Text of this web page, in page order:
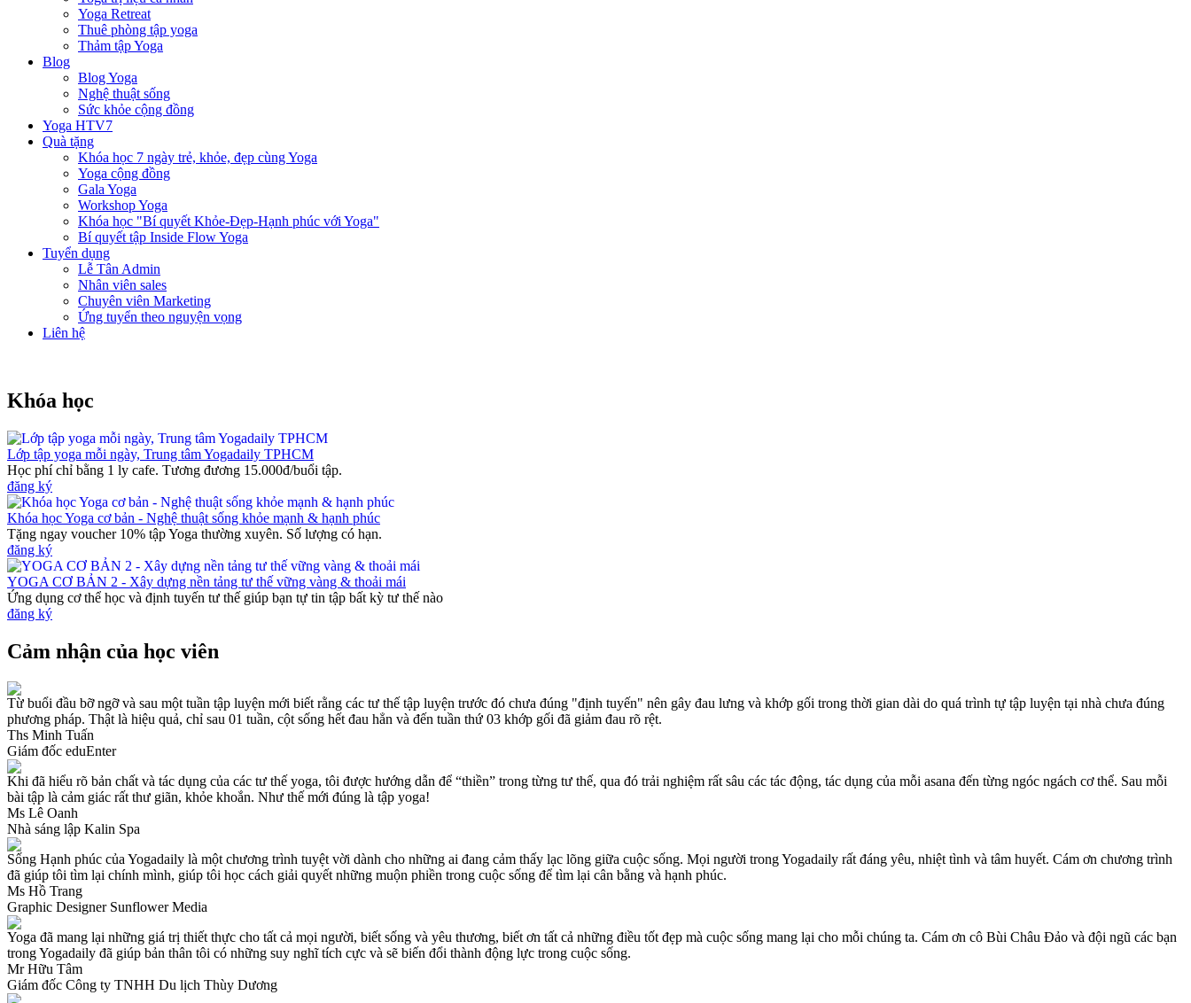
Yoga Retreat
Thuê phòng tập yoga
Thảm tập Yoga
Blog
Blog Yoga
Nghệ thuật sống
Sức khỏe cộng đồng
Yoga HTV7
Quà tặng
Khóa học 7 ngày trẻ, khỏe, đẹp cùng Yoga
Yoga cộng đồng
Gala Yoga
Workshop Yoga
Khóa học "Bí quyết Khỏe-Đẹp-Hạnh phúc với Yoga"
Bí quyết tập Inside Flow Yoga
Tuyển dụng
Lễ Tân Admin
Nhân viên sales
Chuyên viên Marketing
Ứng tuyển theo nguyện vọng
Liên hệ
Khóa học
Lớp tập yoga mỗi ngày, Trung tâm Yogadaily TPHCM
Học phí chỉ bằng 1 ly cafe. Tương đương 15.000đ/buổi tập.
đăng ký
Khóa học Yoga cơ bản - Nghệ thuật sống khỏe mạnh & hạnh phúc
Tặng ngay voucher 10% tập Yoga thường xuyên. Số lượng có hạn.
đăng ký
YOGA CƠ BẢN 2 - Xây dựng nền tảng tư thế vững vàng & thoải mái
Ứng dụng cơ thể học và định tuyến tư thế giúp bạn tự tin tập bất kỳ tư thế nào
đăng ký
Cảm nhận của học viên
Từ buổi đầu bỡ ngỡ và sau một tuần tập luyện mới biết rằng các tư thế tập luyện trước đó chưa đúng "định tuyến" nên gây đau lưng và khớp gối trong thời gian dài do quá trình tự tập luyện tại nhà chưa đúng
phương pháp. Thật là hiệu quả, chỉ sau 01 tuần, cột sống hết đau hẳn và đến tuần thứ 03 khớp gối đã giảm đau rõ rệt.
Ths Minh Tuấn
Giám đốc eduEnter
Khi đã hiểu rõ bản chất và tác dụng của các tư thế yoga, tôi được hướng dẫn để “thiền” trong từng tư thế, qua đó trải nghiệm rất sâu các tác động, tác dụng của mỗi asana đến từng ngóc ngách cơ thể. Sau mỗi
bài tập là cảm giác rất thư giãn, khỏe khoắn. Như thế mới đúng là tập yoga!
Ms Lê Oanh
Nhà sáng lập Kalin Spa
Sống Hạnh phúc của Yogadaily là một chương trình tuyệt vời dành cho những ai đang cảm thấy lạc lõng giữa cuộc sống. Mọi người trong Yogadaily rất đáng yêu, nhiệt tình và tâm huyết. Cám ơn chương trình
đã giúp tôi tìm lại chính mình, giúp tôi học cách giải quyết những muộn phiền trong cuộc sống để tìm lại cân bằng và hạnh phúc.
Ms Hồ Trang
Graphic Designer Sunflower Media
Yoga đã mang lại những giá trị thiết thực cho tất cả mọi người, biết sống và yêu thương, biết ơn tất cả những điều tốt đẹp mà cuộc sống mang lại cho mỗi chúng ta. Cám ơn cô Bùi Châu Đảo và đội ngũ các bạn
trong Yogadaily đã giúp bản thân tôi có những suy nghĩ tích cực và sẽ biến đổi thành động lực trong cuộc sống.
Mr Hữu Tâm
Giám đốc Công ty TNHH Du lịch Thùy Dương